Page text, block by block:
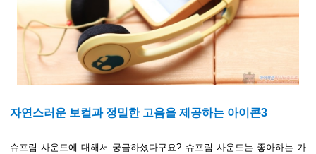
자연스러운 보컬과 정밀한 고음을 제공하는 아이콘3
슈프림 사운드에 대해서 궁금하셨다구요? 슈프림 사운드는 좋아하는 가